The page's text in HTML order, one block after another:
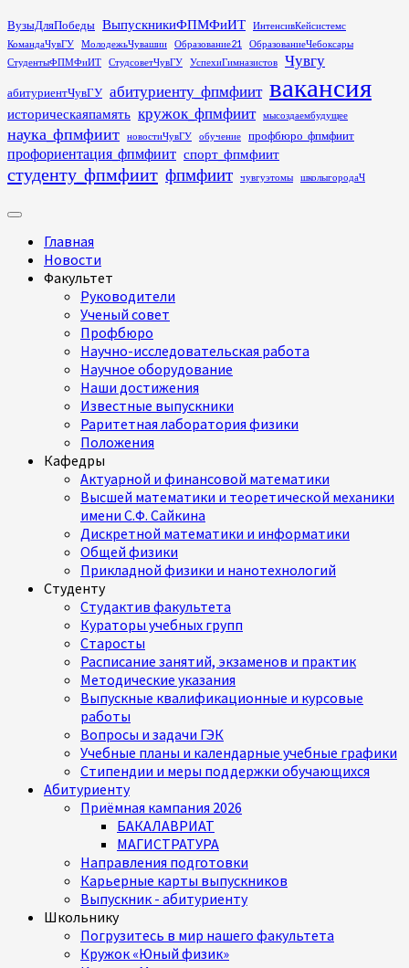
Перейти
к
содержимому
ВузыДляПобеды ВыпускникиФПМФиИТ
ИнтенсивКейсистемс
КомандаЧувГУ
МолодежьЧувашии Образование21
ОбразованиеЧебоксары
СтудентыФПМФиИТ
СтудсоветЧувГУ УспехиГимназистов Чувгу
абитуриентЧувГУ абитуриенту_фпмфиит вакансия
историческаяпамять кружок_фпмфиит мысоздаембудущее
наука_фпмфиит новостиЧувГУ обучение профбюро_фпмфиит
профориентация_фпмфиит спорт_фпмфиит
студенту_фпмфиит фпмфиит чувгуэтомы школыгородаЧ
Основное
Главная
Новости
Факультет
Руководители
Ученый совет
Профбюро
Научно-исследовательская работа
Научное оборудование
Наши достижения
Известные выпускники
Раритетная лаборатория физики
Положения
Кафедры
Актуарной и финансовой математики
Высшей математики и теоретической механики
имени С.Ф. Сайкина
Дискретной математики и информатики
Общей физики
Прикладной физики и нанотехнологий
Студенту
Студактив факультета
Кураторы учебных групп
Старосты
Расписание занятий, экзаменов и практик
Методические указания
Выпускные квалификационные и курсовые
работы
Вопросы и задачи ГЭК
Учебные планы и календарные учебные графики
Стипендии и меры поддержки обучающихся
Абитуриенту
Приёмная кампания 2026
БАКАЛАВРИАТ
МАГИСТРАТУРА
Направления подготовки
Карьерные карты выпускников
Выпускник - абитуриенту
Школьнику
Погрузитесь в мир нашего факультета
Кружок «Юный физик»